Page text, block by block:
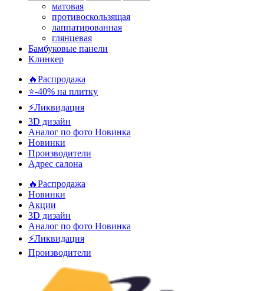
матовая
противоскользящая
лаппатированная
глянцевая
Бамбуковые панели
Клинкер
🔥Распродажа
⭐-40% на плитку
⚡️Ликвидация
3D дизайн
Аналог по фото Новинка
Новинки
Производители
Адрес салона
🔥Распродажа
Новинки
Акции
3D дизайн
Аналог по фото Новинка
⚡Ликвидация
Производители